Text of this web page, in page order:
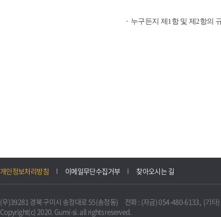
누구든지 제1항 및 제2항의
개인정보처리방침 이메일무단수집거부 찾아오시는 길
(우)39281 경북 구미시 송정대로 55(송정동) 전화 : (자금) 054-480-6133, (기타
Copyright(c) 2020. Gumi-si. all rights reserved.